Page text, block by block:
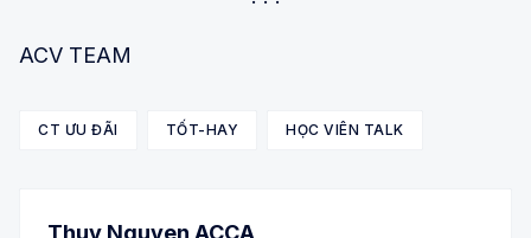
ACV TEAM
CT ƯU ĐÃI TỐT-HAY HỌC VIÊN TALK
Thuy Nguyen ACCA